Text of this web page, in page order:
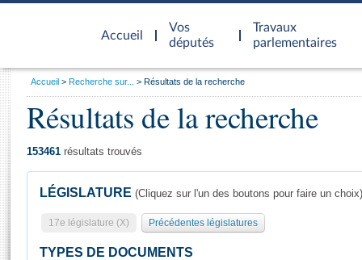
Accueil
d'accueil
Vos
députés
Travaux
parlementaires
Présidence
Séance publique
Général
Rôle et pouvoirs de l'Assemblée
Visiter l'Assemblée
Vous
Accueil Recherche sur... Résultats de la recherche
Résultats de la recherche
153461 résultats trouvés
LÉGISLATURE (Cliquez sur l'un des boutons pour faire un choix)
17e législature (X) Précédentes législatures
TYPES DE DOCUMENTS